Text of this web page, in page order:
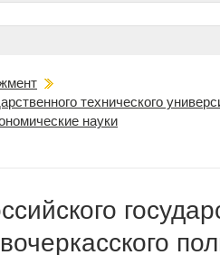
технического
науки